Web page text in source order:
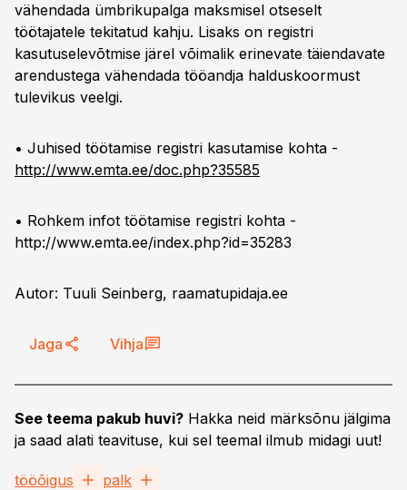
vähendada ümbrikupalga maksmisel otseselt
töötajatele tekitatud kahju. Lisaks on registri
kasutuselevõtmise järel võimalik erinevate täiendavate
arendustega vähendada tööandja halduskoormust
tulevikus veelgi.
• Juhised töötamise registri kasutamise kohta -
http://www.emta.ee/doc.php?35585
• Rohkem infot töötamise registri kohta -
http://www.emta.ee/index.php?id=35283
Autor: Tuuli Seinberg, raamatupidaja.ee
Jaga Vihja
See teema pakub huvi? Hakka neid märksõnu jälgima
ja saad alati teavituse, kui sel teemal ilmub midagi uut!
tööõigus palk